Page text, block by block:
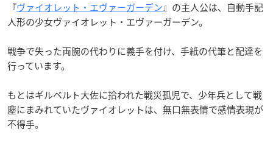
『ヴァイオレット・エヴァーガーデン』の主人公は、自動手記
人形の少女ヴァイオレット・エヴァーガーデン。
戦争で失った両腕の代わりに義手を付け、手紙の代筆と配達を
行っています。
もとはギルベルト大佐に拾われた戦災孤児で、少年兵として戦
塵にまみれていたヴァイオレットは、無口無表情で感情表現が
不得手。